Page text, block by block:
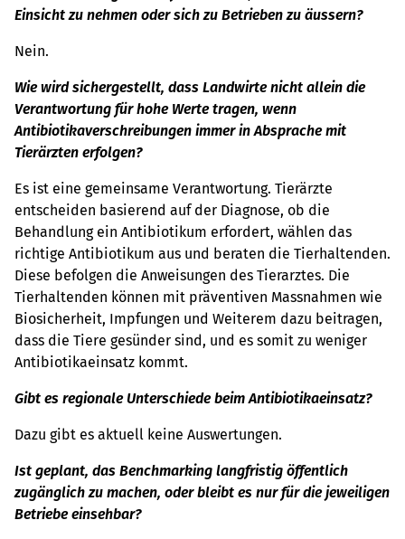
Einsicht zu nehmen oder sich zu Betrieben zu äussern?
Nein.
Wie wird sichergestellt, dass Landwirte nicht allein die
Verantwortung für hohe Werte tragen, wenn
Antibiotikaverschreibungen immer in Absprache mit
Tierärzten erfolgen?
Es ist eine gemeinsame Verantwortung. Tierärzte
entscheiden basierend auf der Diagnose, ob die
Behandlung ein Antibiotikum erfordert, wählen das
richtige Antibiotikum aus und beraten die Tierhaltenden.
Diese befolgen die Anweisungen des Tierarztes. Die
Tierhaltenden können mit präventiven Massnahmen wie
Biosicherheit, Impfungen und Weiterem dazu beitragen,
dass die Tiere gesünder sind, und es somit zu weniger
Antibiotikaeinsatz kommt.
Gibt es regionale Unterschiede beim Antibiotikaeinsatz?
Dazu gibt es aktuell keine Auswertungen.
Ist geplant, das Benchmarking langfristig öffentlich
zugänglich zu machen, oder bleibt es nur für die jeweiligen
Betriebe einsehbar?